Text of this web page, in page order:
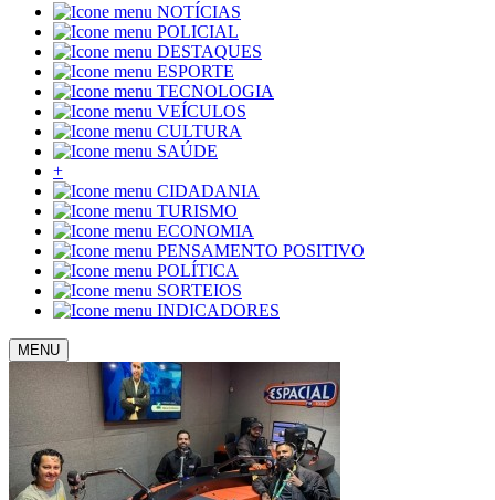
NOTÍCIAS
POLICIAL
DESTAQUES
ESPORTE
TECNOLOGIA
VEÍCULOS
CULTURA
SAÚDE
+
CIDADANIA
TURISMO
ECONOMIA
PENSAMENTO POSITIVO
POLÍTICA
SORTEIOS
INDICADORES
MENU